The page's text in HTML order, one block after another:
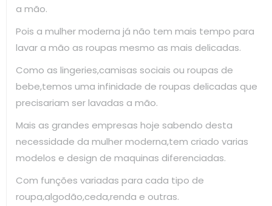
a mão.
Pois a mulher moderna já não tem mais tempo para
lavar a mão as roupas mesmo as mais delicadas.
Como as lingeries,camisas sociais ou roupas de
bebe,temos uma infinidade de roupas delicadas que
precisariam ser lavadas a mão.
Mais as grandes empresas hoje sabendo desta
necessidade da mulher moderna,tem criado varias
modelos e design de maquinas diferenciadas.
Com funções variadas para cada tipo de
roupa,algodão,ceda,renda e outras.